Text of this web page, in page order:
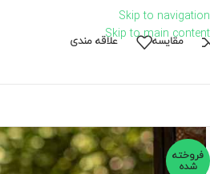
Skip to navigation
Skip to main content
مقايسه علاقه مندی
فروخته
شده